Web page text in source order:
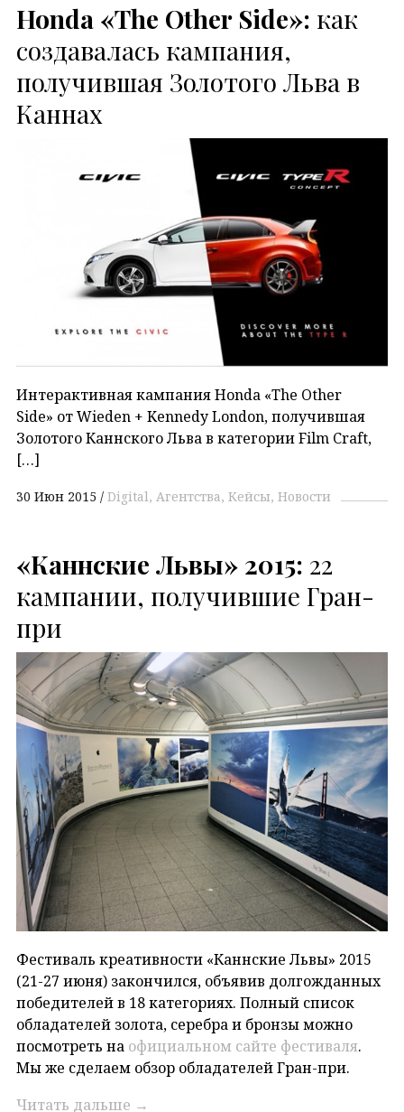
Honda «The Other Side»: как
создавалась кампания,
получившая Золотого Льва в
Каннах
Интерактивная кампания Honda «The Other
Side» от Wieden + Kennedy London, получившая
Золотого Каннского Льва в категории Film Craft,
[…]
30 Июн 2015 Digital Агентства Кейсы Новости
«Каннские Львы» 2015: 22
кампании, получившие Гран-
при
Фестиваль креативности «Каннские Львы» 2015
(21-27 июня) закончился, объявив долгожданных
победителей в 18 категориях. Полный список
обладателей золота, серебра и бронзы можно
посмотреть на официальном сайте фестиваля.
Мы же сделаем обзор обладателей Гран-при.
Читать дальше →